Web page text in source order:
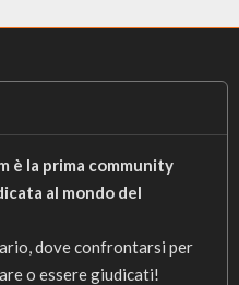
è la prima community
al mondo del
dove confrontarsi per
o essere giudicati!